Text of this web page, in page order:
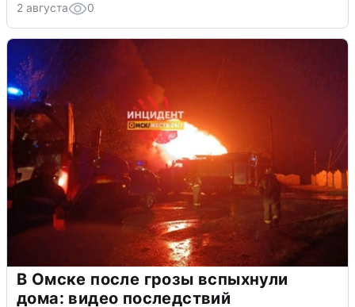
2 августа 0
В Омске после грозы вспыхнули
дома: видео последствий